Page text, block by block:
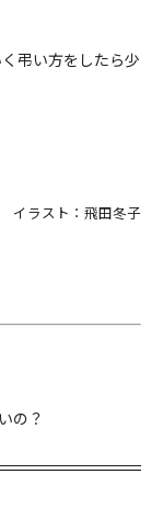
弔い方をしたら少
イラスト：飛田冬子
の？